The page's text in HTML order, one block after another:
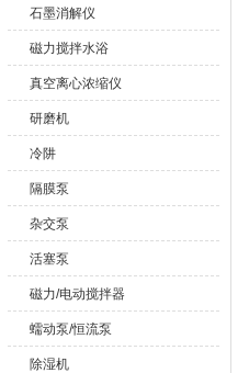
石墨消解仪
磁力搅拌水浴
真空离心浓缩仪
研磨机
冷阱
隔膜泵
杂交泵
活塞泵
磁力/电动搅拌器
蠕动泵/恒流泵
除湿机